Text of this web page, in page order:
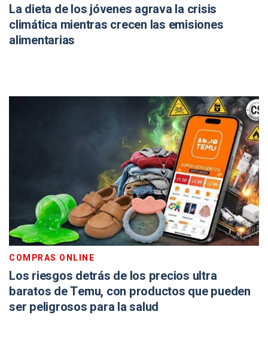
La dieta de los jóvenes agrava la crisis
climática mientras crecen las emisiones
alimentarias
COMPRAS ONLINE
Los riesgos detrás de los precios ultra
baratos de Temu, con productos que pueden
ser peligrosos para la salud